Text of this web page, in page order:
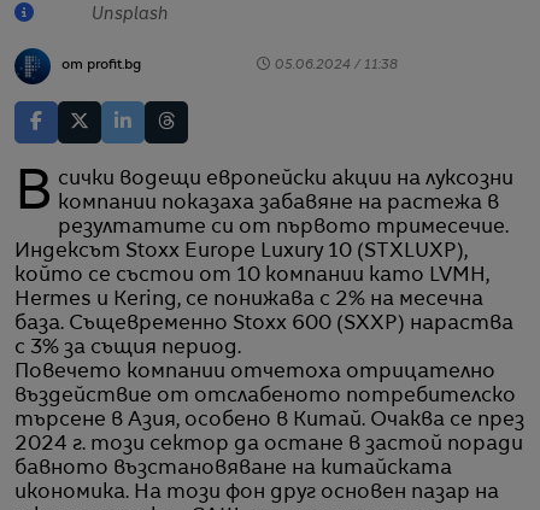
Unsplash
от profit.bg 05.06.2024 / 11:38
Всички водещи европейски акции на луксозни
компании показаха забавяне на растежа в
резултатите си от първото тримесечие.
Индексът Stoxx Europe Luxury 10 (STXLUXP),
който се състои от 10 компании като LVMH,
Hermes и Kering, се понижава с 2% на месечна
база. Същевременно Stoxx 600 (SXXP) нараства
с 3% за същия период.
Повечето компании отчетоха отрицателно
въздействие от отслабеното потребителско
търсене в Азия, особено в Китай. Очаква се през
2024 г. този сектор да остане в застой поради
бавното възстановяване на китайската
икономика. На този фон друг основен пазар на